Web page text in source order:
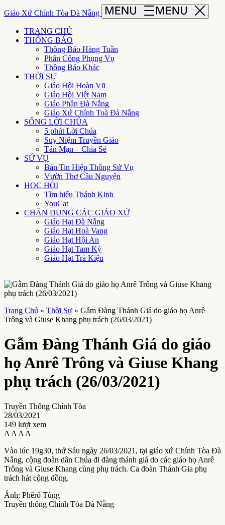
Giáo Xứ Chính Tòa Đà Nẵng
TRANG CHỦ
THÔNG BÁO
Thông Báo Hàng Tuần
Phân Công Phụng Vụ
Thông Báo Khác
THỜI SỰ
Giáo Hội Hoàn Vũ
Giáo Hội Việt Nam
Giáo Phận Đà Nẵng
Giáo Xứ Chính Toà Đà Nẵng
SỐNG LỜI CHÚA
5 phút Lời Chúa
Suy Niệm Truyền Giáo
Tản Mạn – Chia Sẻ
SỨ VỤ
Bản Tin Hiệp Thông Sứ Vụ
Vườn Thơ Cầu Nguyện
HỌC HỎI
Tìm hiểu Thánh Kinh
YouCat
CHÂN DUNG CÁC GIÁO XỨ
Giáo Hạt Đà Nẵng
Giáo Hạt Hoà Vang
Giáo Hạt Hội An
Giáo Hạt Tam Kỳ
Giáo Hạt Trà Kiệu
Trang Chủ » Thời Sự » Gẫm Đàng Thánh Giá do giáo họ Anrê
Trông và Giuse Khang phụ trách (26/03/2021)
Gẫm Đàng Thánh Giá do giáo
họ Anrê Trông và Giuse Khang
phụ trách (26/03/2021)
Truyền Thông Chính Tòa
28/03/2021
149 lượt xem
A A A A
Vào lúc 19g30, thứ Sáu ngày 26/03/2021, tại giáo xứ Chính Tòa Đà
Nẵng, cộng đoàn dân Chúa đi đàng thánh giá do các giáo họ Anrê
Trông và Giuse Khang cùng phụ trách. Ca đoàn Thánh Gia phụ
trách hát cộng đồng.
Ảnh: Phêrô Tùng
Truyền thông Chính Tòa Đà Nẵng